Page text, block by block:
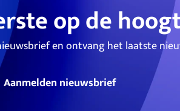
op de
en ontvang het laatste
Aanmelden nieuwsbrief